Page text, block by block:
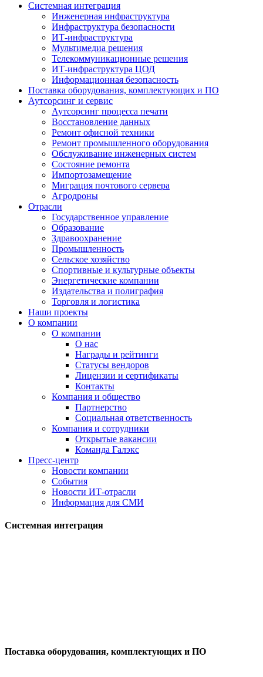
Системная интеграция
Инженерная инфраструктура
Инфраструктура безопасности
ИТ-инфраструктура
Мультимедиа решения
Телекоммуникационные решения
ИТ-инфраструктура ЦОД
Информационная безопасность
Поставка оборудования, комплектующих и ПО
Аутсорсинг и сервис
Аутсорсинг процесса печати
Восстановление данных
Ремонт офисной техники
Ремонт промышленного оборудования
Обслуживание инженерных систем
Состояние ремонта
Импортозамещение
Миграция почтового сервера
Агродроны
Отрасли
Государственное управление
Образование
Здравоохранение
Промышленность
Сельское хозяйство
Спортивные и культурные объекты
Энергетические компании
Издательства и полиграфия
Торговля и логистика
Наши проекты
О компании
О компании
О нас
Награды и рейтинги
Статусы вендоров
Лицензии и сертификаты
Контакты
Компания и общество
Партнерство
Социальная ответственность
Компания и сотрудники
Открытые вакансии
Команда Галэкс
Пресс-центр
Новости компании
События
Новости ИТ-отрасли
Информация для СМИ
Системная интеграция
Поставка оборудования, комплектующих и ПО